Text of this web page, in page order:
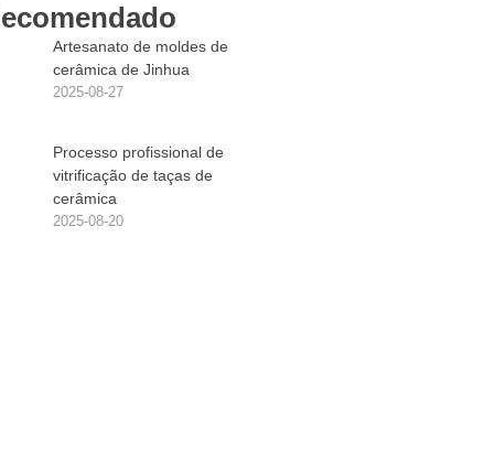
Artesanato de moldes de
cerâmica de Jinhua
2025-08-27
Processo profissional de
vitrificação de taças de
cerâmica
2025-08-20